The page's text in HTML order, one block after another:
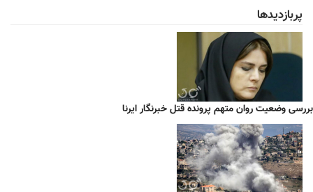
پربازدیدها
بررسی وضعیت روان متهم پرونده قتل خبرنگار ایرنا